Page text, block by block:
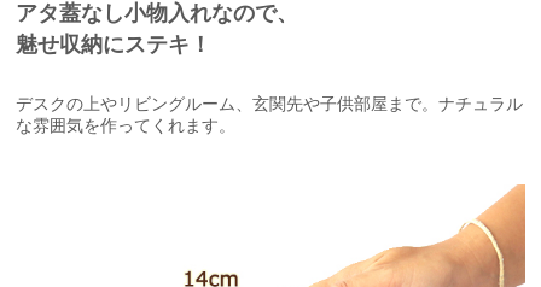
アタ蓋なし小物入れなので、
魅せ収納にステキ！
デスクの上やリビングルーム、玄関先や子供部屋まで。ナチュラル
な雰囲気を作ってくれます。